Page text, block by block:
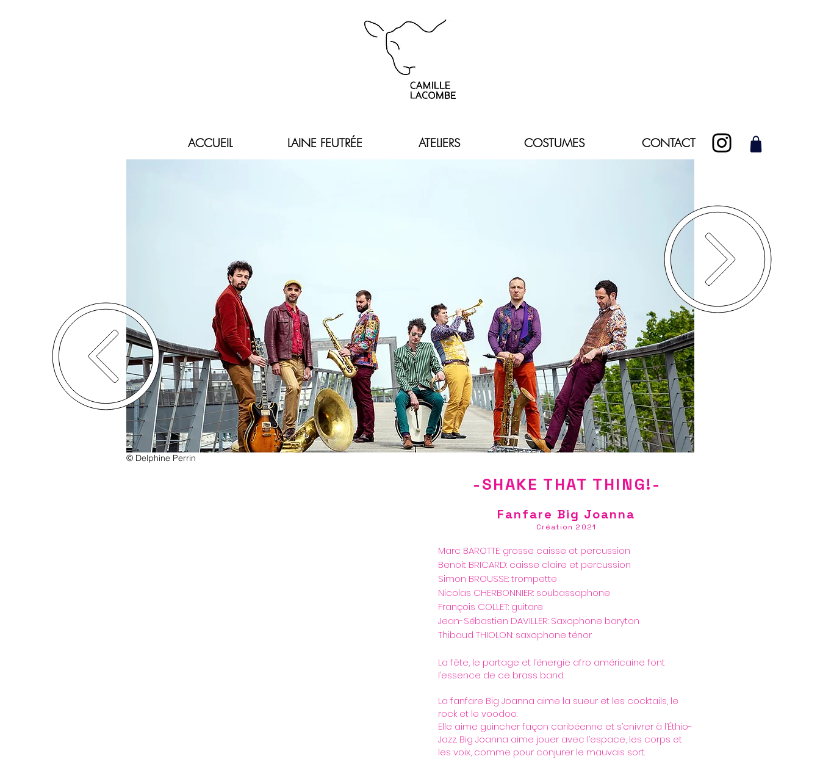
ACCUEIL LAINE FEUTRÉE ATELIERS COSTUMES CONTACT
© Delphine Perrin
-SHAKE THAT THING!-
Fanfare Big Joanna
Création 2021
Marc BAROTTE: grosse caisse et percussion
Benoit BRICARD: caisse claire et percussion
Simon BROUSSE: trompette
Nicolas CHERBONNIER: soubassophone
François COLLET: guitare
Jean-Sébastien DAVILLER: Saxophone baryton
Thibaud THIOLON: saxophone ténor
La fête, le partage et l’énergie afro américaine font
l’essence de ce brass band.
La fanfare Big Joanna aime la sueur et les cocktails, le
rock et le voodoo.
Elle aime guincher façon caribéenne et s’enivrer à l’Éthio-
Jazz. Big Joanna aime jouer avec l’espace, les corps et
les voix, comme pour conjurer le mauvais sort.